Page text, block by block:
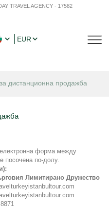
TRAVEL AGENCY - 17582
EUR
дистанционна продажба
форма между
посочена по-долу.
Лимитирано Дружество